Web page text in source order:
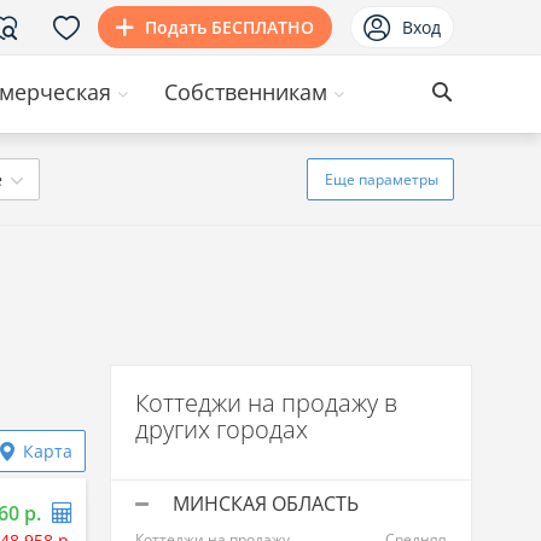
Подать БЕСПЛАТНО Вход
Собственникам
Еще параметры
Карта
р.
Коттеджи на продажу в
других городах
МИНСКАЯ ОБЛАСТЬ